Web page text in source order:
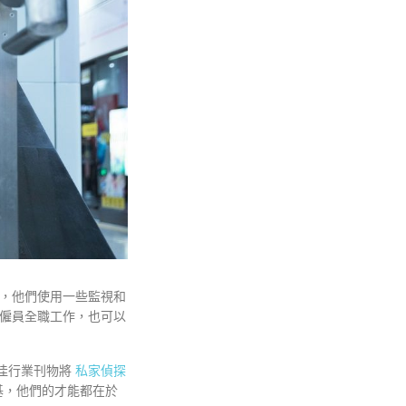
他們使用一些監視和
員全職工作，也可以
行業刊物將私家偵探
他們的才能都在於